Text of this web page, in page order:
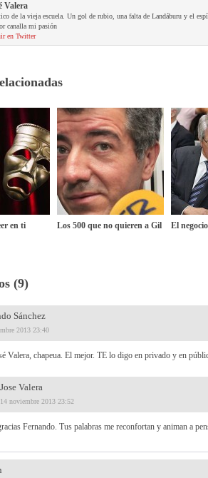
Valera
de la vieja escuela. Un gol de rubio, una falta de Landáburu y el
canalla mi pasión
en Twitter
en ti Los 500 que no quieren a Gil El
(9)
Sánchez
2013 23:40
Valera, chapeua. El mejor. TE lo digo en privado y en
Jose Valera
14 noviembre 2013 23:52
Fernando. Tus palabras me reconfortan y animan a